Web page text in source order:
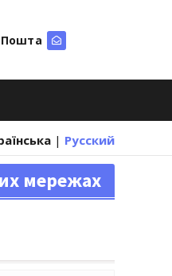
Пошта
| Русский
мережах